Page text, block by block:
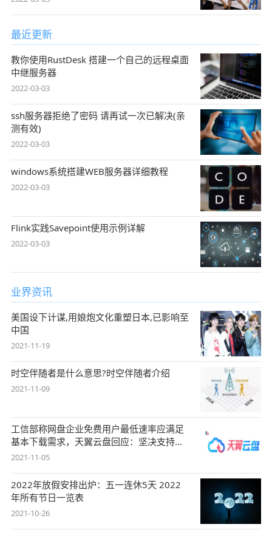
最近更新
教你使用RustDesk 搭建一个自己的远程桌面
中继服务器
2022-03-03
ssh服务器拒绝了密码 请再试一次已解决(亲
测有效)
2022-03-03
windows系统搭建WEB服务器详细教程
2022-03-03
Flink实践Savepoint使用示例详解
2022-03-03
业界资讯
美国设下计谋,用娘炮文化重塑日本,已影响至
中国
2021-11-19
时空伴随者是什么意思?时空伴随者介绍
2021-11-09
工信部称网盘企业免费用户最低速率应满足
基本下载需求，天翼云盘回应：坚决支持，
始终
2021-11-05
2022年放假安排出炉：五一连休5天 2022
年所有节日一览表
2021-10-26